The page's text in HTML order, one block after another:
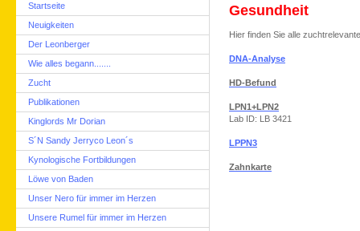
Startseite
Neuigkeiten
Der Leonberger
Wie alles begann.......
Zucht
Publikationen
Kinglords Mr Dorian
S´N Sandy Jerryco Leon´s
Kynologische Fortbildungen
Löwe von Baden
Unser Nero für immer im Herzen
Unsere Rumel für immer im Herzen
Gesundheit
Hier finden Sie alle
DNA-Analyse
HD-Befund
LPN1+LPN2
Lab ID: LB 3421
LPPN3
Zahnkarte